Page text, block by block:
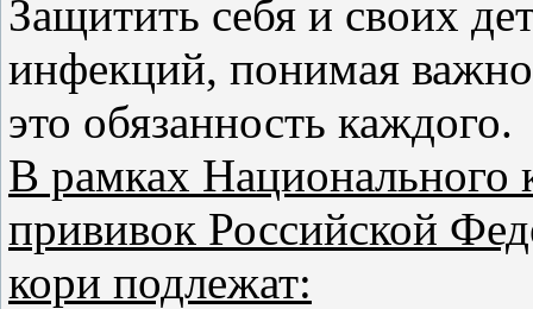
Защитить себя и своих
инфекций, понимая
это обязанность каждого.
В рамках Национального
прививок Российской
кори подлежат: